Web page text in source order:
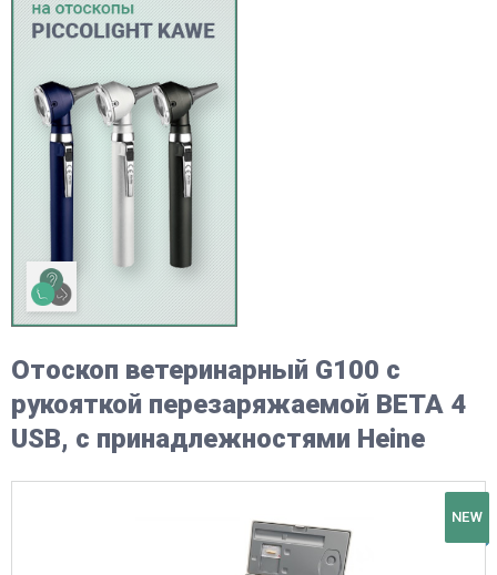
Отоскоп ветеринарный G100 с
рукояткой перезаряжаемой BETA 4
USB, c принадлежностями Heine
NEW